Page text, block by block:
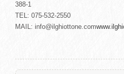
388-1
TEL: 075-532-2550
MAIL: info@ilghiottone.com